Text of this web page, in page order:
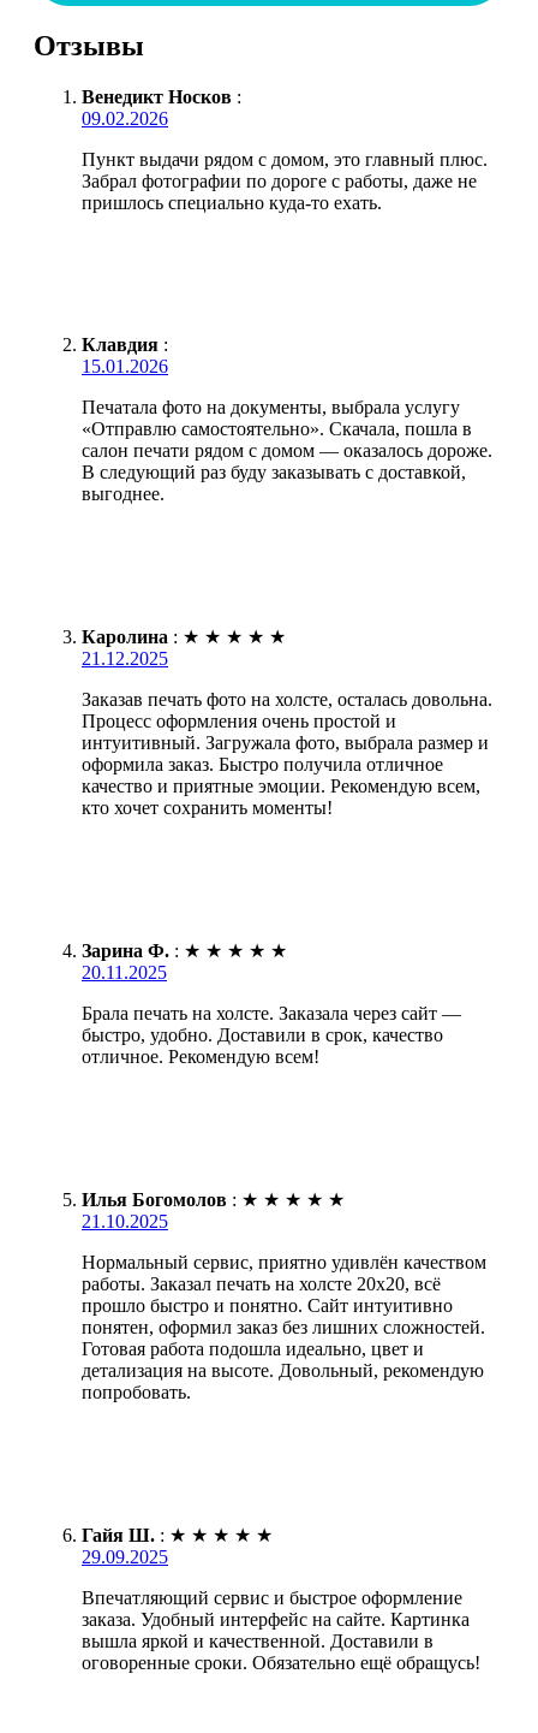
Отзывы
Венедикт Носков :
09.02.2026
Пункт выдачи рядом с домом, это главный плюс.
Забрал фотографии по дороге с работы, даже не
пришлось специально куда-то ехать.
Клавдия :
15.01.2026
Печатала фото на документы, выбрала услугу
«Отправлю самостоятельно». Скачала, пошла в
салон печати рядом с домом — оказалось дороже.
В следующий раз буду заказывать с доставкой,
выгоднее.
Каролина : ★ ★ ★ ★ ★
21.12.2025
Заказав печать фото на холсте, осталась довольна.
Процесс оформления очень простой и
интуитивный. Загружала фото, выбрала размер и
оформила заказ. Быстро получила отличное
качество и приятные эмоции. Рекомендую всем,
кто хочет сохранить моменты!
Зарина Ф. : ★ ★ ★ ★ ★
20.11.2025
Брала печать на холсте. Заказала через сайт —
быстро, удобно. Доставили в срок, качество
отличное. Рекомендую всем!
Илья Богомолов : ★ ★ ★ ★ ★
21.10.2025
Нормальный сервис, приятно удивлён качеством
работы. Заказал печать на холсте 20х20, всё
прошло быстро и понятно. Сайт интуитивно
понятен, оформил заказ без лишних сложностей.
Готовая работа подошла идеально, цвет и
детализация на высоте. Довольный, рекомендую
попробовать.
Гайя Ш. : ★ ★ ★ ★ ★
29.09.2025
Впечатляющий сервис и быстрое оформление
заказа. Удобный интерфейс на сайте. Картинка
вышла яркой и качественной. Доставили в
оговоренные сроки. Обязательно ещё обращусь!